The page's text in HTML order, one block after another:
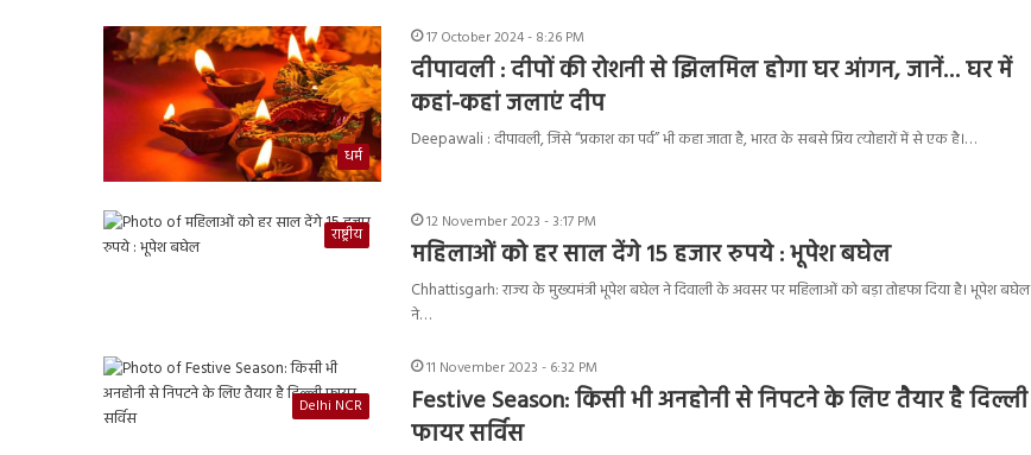
धर्म
17 October 2024 - 8:26 PM
दीपावली : दीपों की रोशनी से झिलमिल होगा घर आंगन, जानें… घर में
कहां-कहां जलाएं दीप
Deepawali : दीपावली, जिसे “प्रकाश का पर्व” भी कहा जाता है, भारत के सबसे प्रिय त्योहारों में से एक है।…
राष्ट्रीय
12 November 2023 - 3:17 PM
महिलाओं को हर साल देंगे 15 हजार रुपये : भूपेश बघेल
Chhattisgarh: राज्य के मुख्यमंत्री भूपेश बघेल ने दिवाली के अवसर पर महिलाओं को बड़ा तोहफा दिया है। भूपेश बघेल
ने…
Delhi NCR
11 November 2023 - 6:32 PM
Festive Season: किसी भी अनहोनी से निपटने के लिए तैयार है दिल्ली
फायर सर्विस